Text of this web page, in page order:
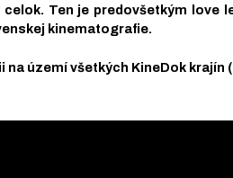
celok. Ten je predovšetkým love
kinematografie.
na území všetkých KineDok